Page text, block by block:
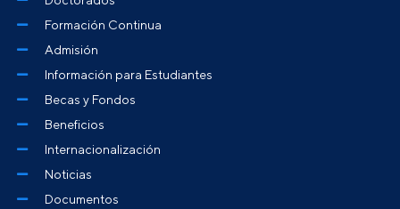
Formación Continua
Admisión
Información para Estudiantes
Becas y Fondos
Beneficios
Internacionalización
Noticias
Documentos